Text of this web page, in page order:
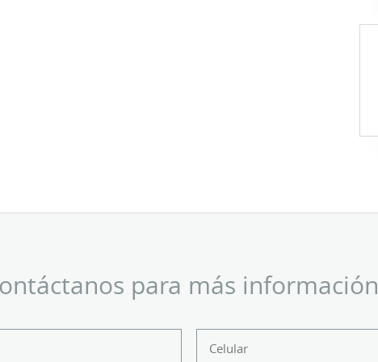
para más información